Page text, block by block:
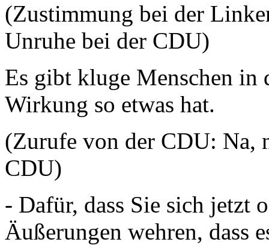
(Zustimmung bei der
Unruhe bei der CDU)
Es gibt kluge Menschen in
Wirkung so etwas hat.
(Zurufe von der CDU: Na,
CDU)
- Dafür, dass Sie sich jetzt
Äußerungen wehren, dass